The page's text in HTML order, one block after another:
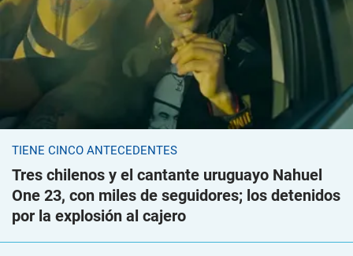
TIENE CINCO ANTECEDENTES
Tres chilenos y el cantante uruguayo Nahuel
One 23, con miles de seguidores; los detenidos
por la explosión al cajero